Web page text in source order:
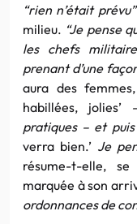
“rien n’était prévu”
milieu. “Je pense
les chefs
prenant d’une
aura des
habillées, jolies’
pratiques – et puis
verra bien.’ Je
résume-t-elle, se
marquée à son
ordonnances de